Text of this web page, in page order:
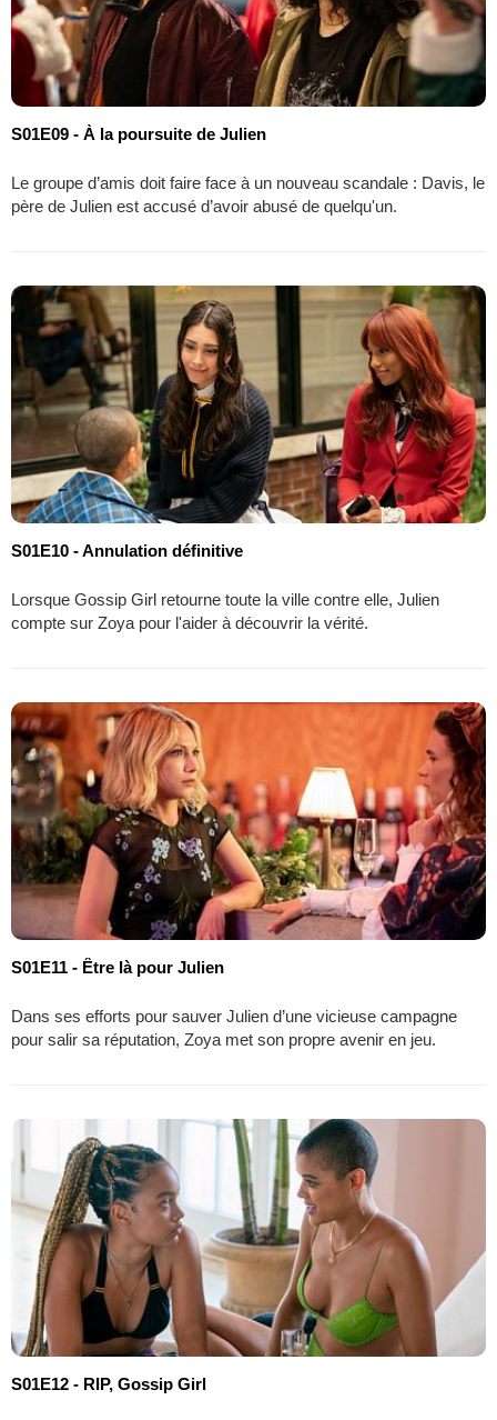
S01E09 - À la poursuite de Julien
Le groupe d’amis doit faire face à un nouveau scandale : Davis, le
père de Julien est accusé d’avoir abusé de quelqu'un.
S01E10 - Annulation définitive
Lorsque Gossip Girl retourne toute la ville contre elle, Julien
compte sur Zoya pour l'aider à découvrir la vérité.
S01E11 - Être là pour Julien
Dans ses efforts pour sauver Julien d’une vicieuse campagne
pour salir sa réputation, Zoya met son propre avenir en jeu.
S01E12 - RIP, Gossip Girl